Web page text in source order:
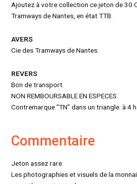
Ajoutez à votre collection ce jeton de 30
Tramways de Nantes, en état TTB.
AVERS
Cie des Tramways de Nantes.
REVERS
Bon de transport.
NON REMBOURSABLE EN ESPECES.
Contremarque “TN” dans un triangle. à 4 h.
Commentaire
Jeton assez rare.
Les photographies et visuels de la